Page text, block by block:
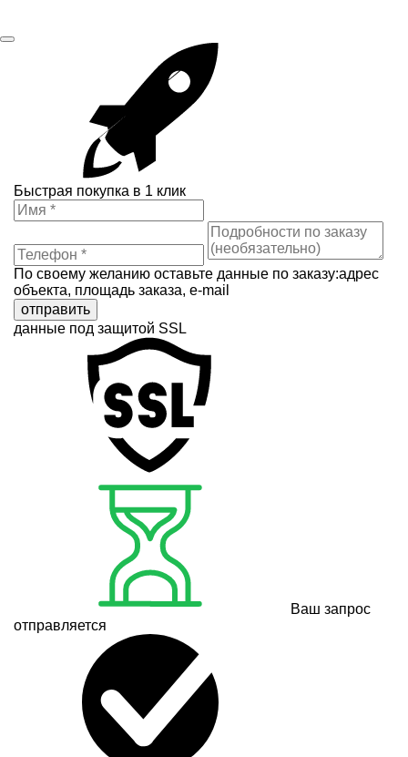
Быстрая покупка в 1 клик
По своему желанию оставьте данные по заказу:адрес
объекта, площадь заказа, e-mail
отправить
данные под защитой SSL
Ваш запрос
отправляется